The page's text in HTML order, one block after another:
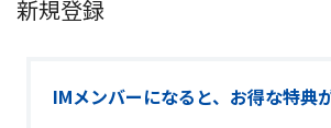
新規登録
IMメンバーになると、お得な特典